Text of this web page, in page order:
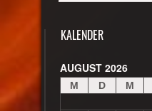
KALENDER
AUGUST 2026
M D M